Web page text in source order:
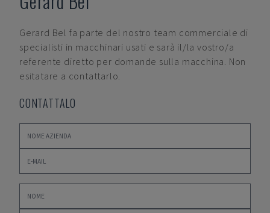
Gerard Bel fa parte del nostro team commerciale di
specialisti in macchinari usati e sarà il/la vostro/a
referente diretto per domande sulla macchina. Non
esitatare a contattarlo.
CONTATTALO